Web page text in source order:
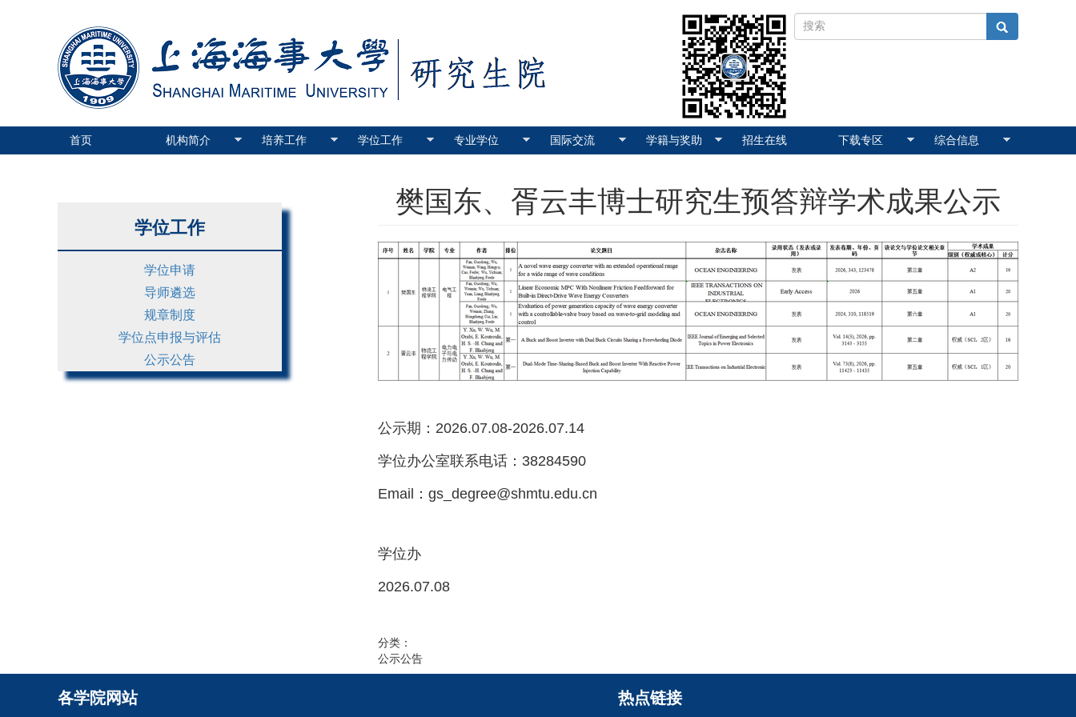
首页 机构简介 培养工作 学位工作 专业学位 国际交流 学籍与奖助 招生在线 下载专区 综合信息
学位工作
学位申请
导师遴选
规章制度
学位点申报与评估
公示公告
樊国东、胥云丰博士研究生预答辩学术成果公示
公示期：2026.07.08-2026.07.14
学位办公室联系电话：38284590
Email：gs_degree@shmtu.edu.cn
学位办
2026.07.08
分类：
公示公告
各学院网站 热点链接